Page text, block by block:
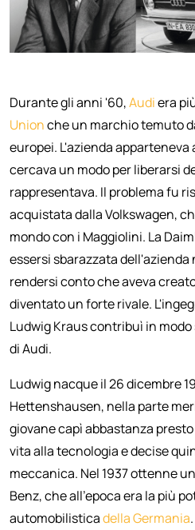
Durante gli anni '60,Audiera
Unionche un marchio temuto
europei. L'azienda apparteneva
cercava un modo per liberarsi
rappresentava. Il problema fu
acquistata dalla Volkswagen,
mondo con i Maggiolini. La
essersi sbarazzata dell'azienda
rendersi conto che aveva
diventato un forte rivale.
Ludwig Kraus contribuì in
di Audi.
Ludwig nacque il 26 dicembre
Hettenshausen, nella parte
giovane capì abbastanza
vita alla tecnologia e decise
meccanica. Nel 1937 ottenne
Benz, che all'epoca era la più
automobilisticadella Germania